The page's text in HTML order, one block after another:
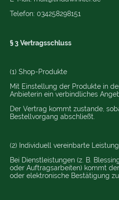
Telefon: 034258298151
§ 3 Vertragsschluss
(1) Shop-Produkte
Mit Einstellung der Produkte in
Anbieterin ein verbindliches
Der Vertrag kommt zustande,
Bestellvorgang abschließt.
(2) Individuell vereinbarte
Bei Dienstleistungen (z. B.
oder Auftragsarbeiten) kommt
oder elektronische Bestätigung